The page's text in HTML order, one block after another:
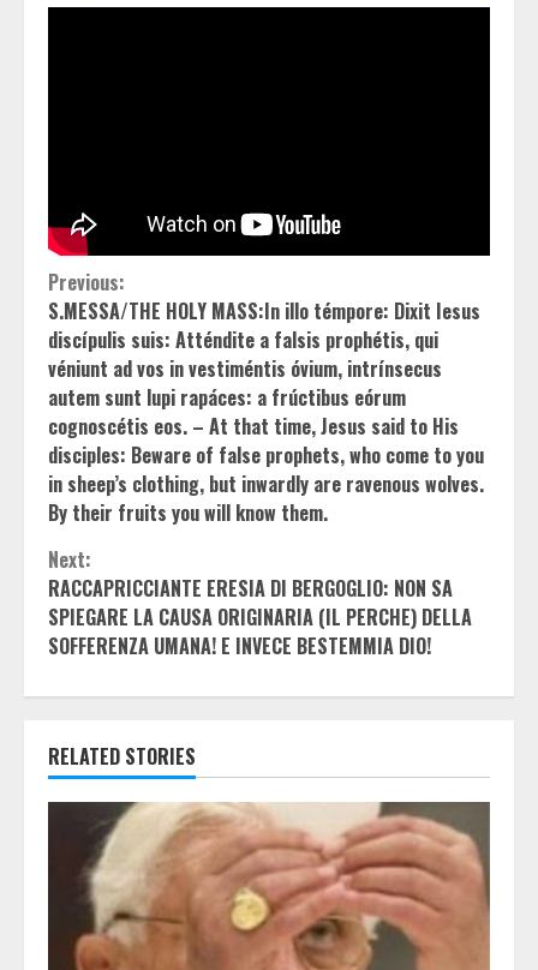
Continue
Reading
Previous:
S.MESSA/THE HOLY MASS:In illo témpore: Dixit Iesus
discípulis suis: Atténdite a falsis prophétis, qui
véniunt ad vos in vestiméntis óvium, intrínsecus
autem sunt lupi rapáces: a frúctibus eórum
cognoscétis eos. – At that time, Jesus said to His
disciples: Beware of false prophets, who come to you
in sheep’s clothing, but inwardly are ravenous wolves.
By their fruits you will know them.
Next:
RACCAPRICCIANTE ERESIA DI BERGOGLIO: NON SA
SPIEGARE LA CAUSA ORIGINARIA (IL PERCHE) DELLA
SOFFERENZA UMANA! E INVECE BESTEMMIA DIO!
RELATED STORIES